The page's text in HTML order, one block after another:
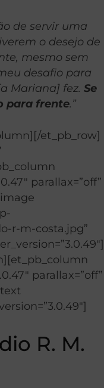
de servir uma
o desejo de
mesmo sem
desafio para
Mariana] fez. Se
para frente.”
et_pb_row]
parallax=”off”
r-m-costa.jpg”
parallax=”off”
R. M.